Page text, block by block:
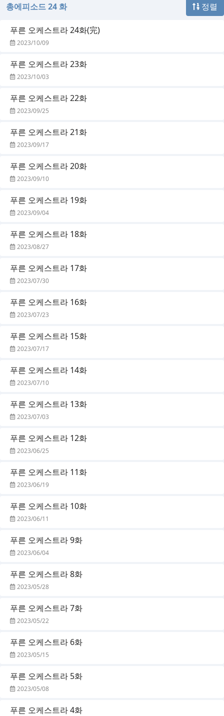
총에피소드 24 화 정렬
푸른 오케스트라 24화(完)
2023/10/09
푸른 오케스트라 23화
2023/10/03
푸른 오케스트라 22화
2023/09/25
푸른 오케스트라 21화
2023/09/17
푸른 오케스트라 20화
2023/09/10
푸른 오케스트라 19화
2023/09/04
푸른 오케스트라 18화
2023/08/27
푸른 오케스트라 17화
2023/07/30
푸른 오케스트라 16화
2023/07/23
푸른 오케스트라 15화
2023/07/17
푸른 오케스트라 14화
2023/07/10
푸른 오케스트라 13화
2023/07/03
푸른 오케스트라 12화
2023/06/25
푸른 오케스트라 11화
2023/06/19
푸른 오케스트라 10화
2023/06/11
푸른 오케스트라 9화
2023/06/04
푸른 오케스트라 8화
2023/05/28
푸른 오케스트라 7화
2023/05/22
푸른 오케스트라 6화
2023/05/15
푸른 오케스트라 5화
2023/05/08
푸른 오케스트라 4화